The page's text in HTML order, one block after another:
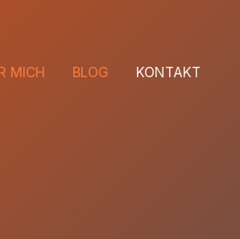
MICH BLOG KONTAKT